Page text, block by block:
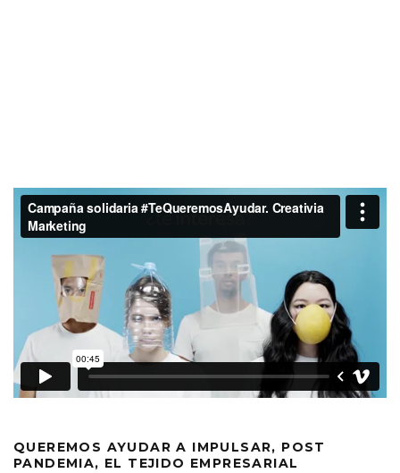
QUEREMOS AYUDAR A IMPULSAR, POST
PANDEMIA, EL TEJIDO EMPRESARIAL